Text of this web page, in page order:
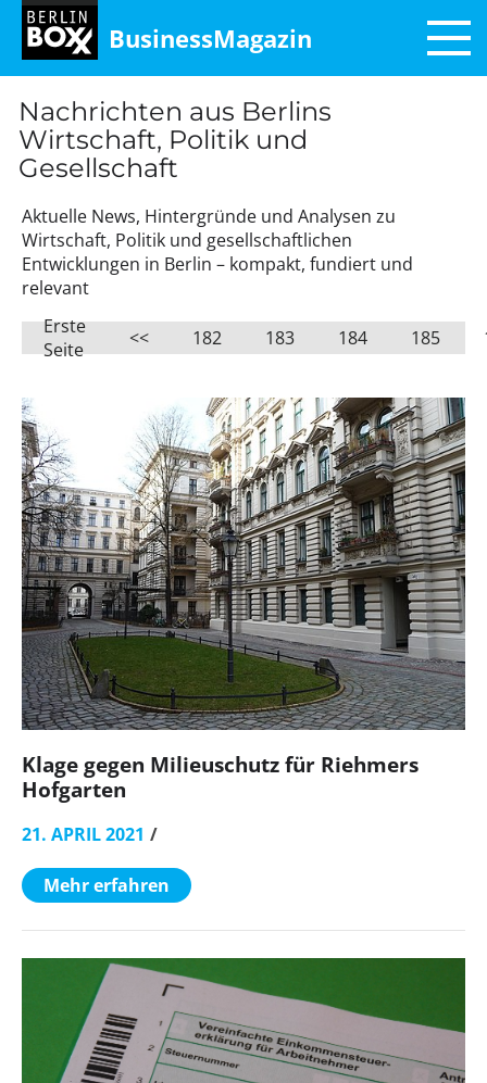
BusinessMagazin
Nachrichten aus Berlins
Wirtschaft, Politik und
Gesellschaft
Aktuelle News, Hintergründe und Analysen zu
Wirtschaft, Politik und gesellschaftlichen
Entwicklungen in Berlin – kompakt, fundiert und
relevant
Erste
Seite
<< 182 183 184 185
Klage gegen Milieuschutz für Riehmers
Hofgarten
21. APRIL 2021
Mehr erfahren